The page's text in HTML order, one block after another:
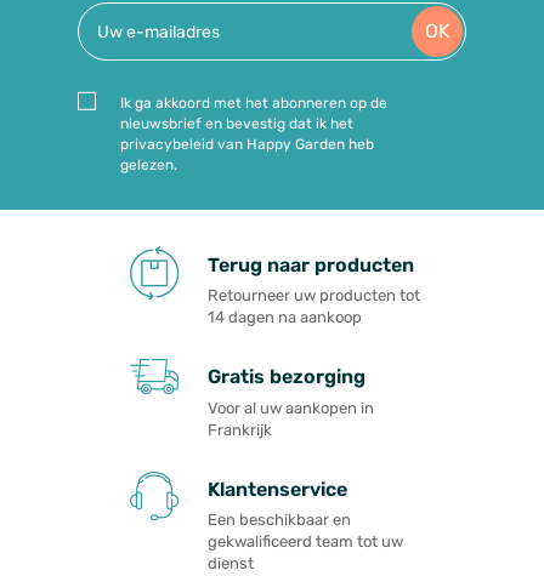
OK
Ik ga akkoord met het abonneren op de
nieuwsbrief en bevestig dat ik het
privacybeleid van Happy Garden heb
gelezen.
Terug naar producten
Retourneer uw producten tot
14 dagen na aankoop
Gratis bezorging
Voor al uw aankopen in
Frankrijk
Klantenservice
Een beschikbaar en
gekwalificeerd team tot uw
dienst